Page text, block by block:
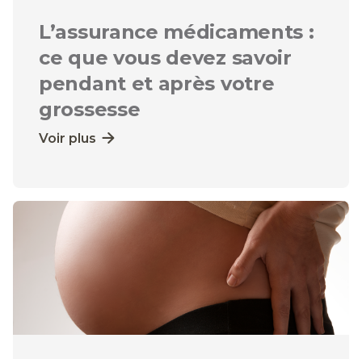
L’assurance médicaments :
ce que vous devez savoir
pendant et après votre
grossesse
Voir plus